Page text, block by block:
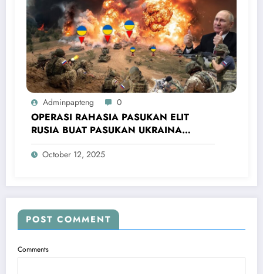
Adminpapteng 0
OPERASI RAHASIA PASUKAN ELIT
RUSIA BUAT PASUKAN UKRAINA
KOCAR-KACIR! Kemampuan FSB Rusia
Mematikan
October 12, 2025
POST COMMENT
Comments